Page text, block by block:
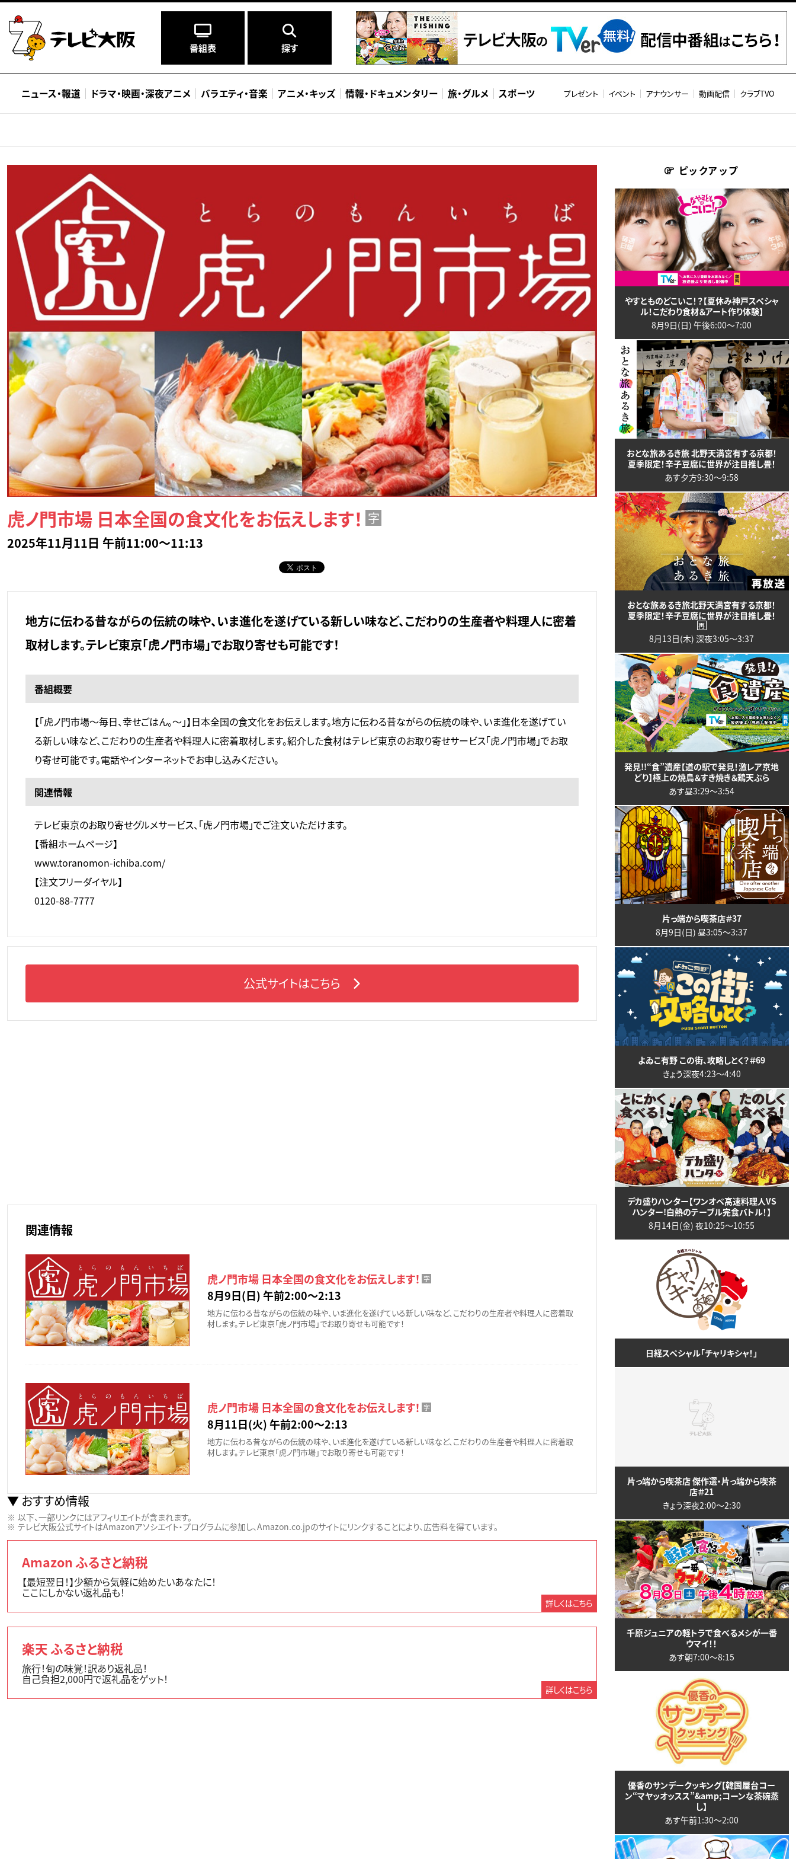
番組表 探す
ニュース・報道 ドラマ・映画・深夜アニメ バラエティ・音楽 アニメ・キッズ 情報・ ドキュメンタリー 旅・グルメ スポーツ プレゼント イベント アナウンサー 動画配信 クラブTVO
虎ノ門市場 日本全国の食文化をお伝えします！ 字
2025年11月11日 午前11:00～11:13
公式サイトはこちら
地方に伝わる昔ながらの伝統の味や、いま進化を遂げている新しい味など、こだわりの生産者や料理人に密着
取材します。テレビ東京「虎ノ門市場」でお取り寄せも可能です！
番組概要
【「虎ノ門市場～毎日、幸せごはん。～」】日本全国の食文化をお伝えします。地方に伝わる昔ながらの伝統の味や、いま進化を遂げてい
る新しい味など、こだわりの生産者や料理人に密着取材します。紹介した食材はテレビ東京のお取り寄せサービス「虎ノ門市場」でお取
り寄せ可能です。電話やインターネットでお申し込みください。
関連情報
テレビ東京のお取り寄せグルメサービス、「虎ノ門市場」でご注文いただけます。
【番組ホームページ】
www.toranomon-ichiba.com/
【注文フリーダイヤル】
0120-88-7777
関連情報
虎ノ門市場 日本全国の食文化をお伝えします！ 字
8月9日(日) 午前2:00〜2:13
地方に伝わる昔ながらの伝統の味や、いま進化を遂げている新しい味など、こだわりの生産者や料理人に密着取
材します。テレビ東京「虎ノ門市場」でお取り寄せも可能です！
虎ノ門市場 日本全国の食文化をお伝えします！ 字
8月11日(火) 午前2:00〜2:13
地方に伝わる昔ながらの伝統の味や、いま進化を遂げている新しい味など、こだわりの生産者や料理人に密着取
材します。テレビ東京「虎ノ門市場」でお取り寄せも可能です！
おすすめ情報
以下、一部リンクにはアフィリエイトが含まれます。
テレビ大阪公式サイトはAmazonアソシエイト・プログラムに参加し、Amazon.co.jpのサイトにリンクすることにより、広告料を得ています。
Amazon ふるさと納税
【最短翌日！】少額から気軽に始めたいあなたに！
ここにしかない返礼品も！
詳しくはこちら
楽天 ふるさと納税
旅行！旬の味覚！訳あり返礼品！
自己負担2,000円で返礼品をゲット！
詳しくはこちら
ピックアップ
やすとものどこいこ！？【夏休み神戸スペシャ
ル！こだわり食材＆アート作り体験】
8月9日(日) 午後6:00〜7:00
おとな旅あるき旅 北野天満宮有する京都！
夏季限定！辛子豆腐に世界が注目推し畳！
あす夕方9:30〜9:58
おとな旅あるき旅北野天満宮有する京都！
夏季限定！辛子豆腐に世界が注目推し畳！
再
8月13日(木) 深夜3:05〜3:37
発見!!“食”遺産【道の駅で発見！激レア京地
どり】極上の焼鳥＆すき焼き＆鶏天ぷら
あす昼3:29〜3:54
片っ端から喫茶店＃37
8月9日(日) 昼3:05〜3:37
よゐこ有野 この街、攻略しとく？＃69
きょう深夜4:23〜4:40
デカ盛りハンター【ワンオペ高速料理人VS
ハンター!白熱のテーブル完食バトル！】
8月14日(金) 夜10:25〜10:55
日経スペシャル「チャリキシャ！」
片っ端から喫茶店 傑作選・片っ端から喫茶
店＃21
きょう深夜2:00〜2:30
千原ジュニアの軽トラで食べるメシが一番
ウマイ！！
あす朝7:00〜8:15
優香のサンデークッキング【韓国屋台コー
ン“マヤッオッスス”&amp;コーンな茶碗蒸
し】
あす午前1:30〜2:00